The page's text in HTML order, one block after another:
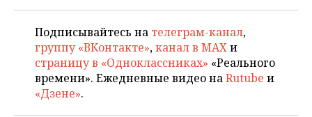
ХОККЕЙ С МЯЧОМ
ПРОИСШЕСТВИЯ
Подписывайтесь на телеграм-канал,
группу «ВКонтакте»,канал в MAXи
страницу в «Одноклассниках» «Реального
времени». Ежедневные видео наRutube и
«Дзене».